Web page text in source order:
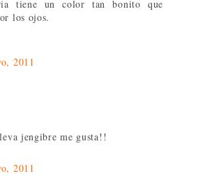
tiene un color tan bonito que
los ojos.
2011
jengibre me gusta!!
2011